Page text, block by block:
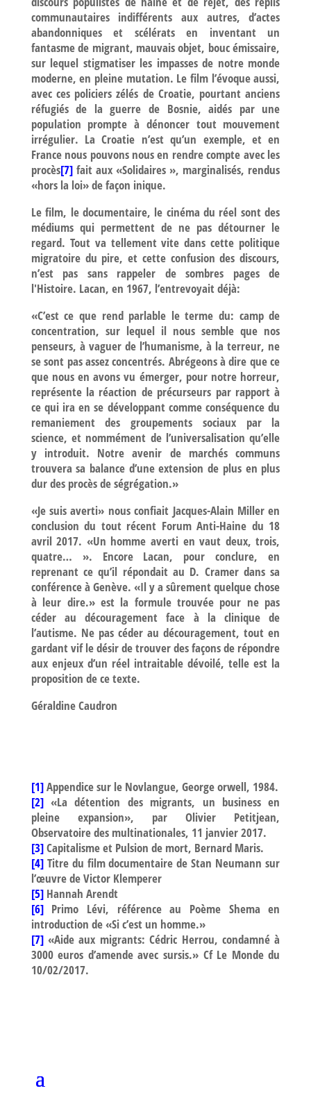
communautaires indifférents aux autres, d’actes
abandonniques et scélérats en inventant un
fantasme de migrant, mauvais objet, bouc émissaire,
sur lequel stigmatiser les impasses de notre monde
moderne, en pleine mutation. Le film l’évoque aussi,
avec ces policiers zélés de Croatie, pourtant anciens
réfugiés de la guerre de Bosnie, aidés par une
population prompte à dénoncer tout mouvement
irrégulier. La Croatie n’est qu’un exemple, et en
France nous pouvons nous en rendre compte avec les
procès[7]fait aux «Solidaires », marginalisés, rendus
«hors la loi» de façon inique.
Le film, le documentaire, le cinéma du réel sont des
médiums qui permettent de ne pas détourner le
regard. Tout va tellement vite dans cette politique
migratoire du pire, et cette confusion des discours,
n’est pas sans rappeler de sombres pages de
l'Histoire. Lacan, en 1967, l’entrevoyait déjà:
«C’est ce que rend parlable le terme du: camp de
concentration, sur lequel il nous semble que nos
penseurs, à vaguer de l’humanisme, à la terreur, ne
se sont pas assez concentrés. Abrégeons à dire que ce
que nous en avons vu émerger, pour notre horreur,
représente la réaction de précurseurs par rapport à
ce qui ira en se développant comme conséquence du
remaniement des groupements sociaux par la
science, et nommément de l’universalisation qu’elle
y introduit. Notre avenir de marchés communs
trouvera sa balance d’une extension de plus en plus
dur des procès de ségrégation.»
«Je suis averti» nous confiait Jacques-Alain Miller en
conclusion du tout récent Forum Anti-Haine du 18
avril 2017. «Un homme averti en vaut deux, trois,
quatre… ». Encore Lacan, pour conclure, en
reprenant ce qu’il répondait au D. Cramer dans sa
conférence à Genève. «Il y a sûrement quelque chose
à leur dire.» est la formule trouvée pour ne pas
céder au découragement face à la clinique de
l’autisme. Ne pas céder au découragement, tout en
gardant vif le désir de trouver des façons de répondre
aux enjeux d’un réel intraitable dévoilé, telle est la
proposition de ce texte.
Géraldine Caudron
[1]Appendice sur le Novlangue, George orwell, 1984.
[2]«La détention des migrants, un business en
pleine expansion», par Olivier Petitjean,
Observatoire des multinationales, 11 janvier 2017.
[3]Capitalisme et Pulsion de mort, Bernard Maris.
[4]Titre du film documentaire de Stan Neumann sur
l’œuvre de Victor Klemperer
[5]Hannah Arendt
[6]Primo Lévi, référence au Poème Shema en
introduction de «Si c’est un homme.»
[7]«Aide aux migrants: Cédric Herrou, condamné à
3000 euros d’amende avec sursis.» Cf Le Monde du
10/02/2017.